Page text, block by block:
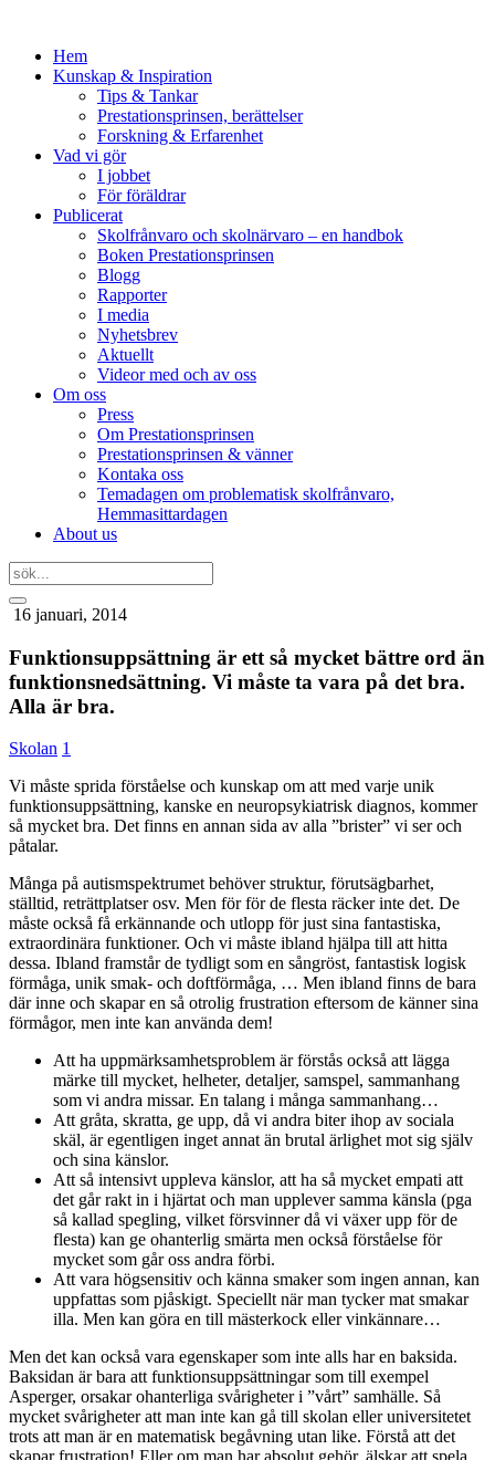
Hem
Kunskap & Inspiration
Tips & Tankar
Prestationsprinsen, berättelser
Forskning & Erfarenhet
Vad vi gör
I jobbet
För föräldrar
Publicerat
Skolfrånvaro och skolnärvaro – en handbok
Boken Prestationsprinsen
Blogg
Rapporter
I media
Nyhetsbrev
Aktuellt
Videor med och av oss
Om oss
Press
Om Prestationsprinsen
Prestationsprinsen & vänner
Kontaka oss
Temadagen om problematisk skolfrånvaro,
Hemmasittardagen
About us
16 januari, 2014
Funktionsuppsättning är ett så mycket bättre ord än
funktionsnedsättning. Vi måste ta vara på det bra.
Alla är bra.
Skolan 1
Vi måste sprida förståelse och kunskap om att med varje unik
funktionsuppsättning, kanske en neuropsykiatrisk diagnos, kommer
så mycket bra. Det finns en annan sida av alla ”brister” vi ser och
påtalar.
Många på autismspektrumet behöver struktur, förutsägbarhet,
ställtid, reträttplatser osv. Men för för de flesta räcker inte det. De
måste också få erkännande och utlopp för just sina fantastiska,
extraordinära funktioner. Och vi måste ibland hjälpa till att hitta
dessa. Ibland framstår de tydligt som en sångröst, fantastisk logisk
förmåga, unik smak- och doftförmåga, … Men ibland finns de bara
där inne och skapar en så otrolig frustration eftersom de känner sina
förmågor, men inte kan använda dem!
Att ha uppmärksamhetsproblem är förstås också att lägga
märke till mycket, helheter, detaljer, samspel, sammanhang
som vi andra missar. En talang i många sammanhang…
Att gråta, skratta, ge upp, då vi andra biter ihop av sociala
skäl, är egentligen inget annat än brutal ärlighet mot sig själv
och sina känslor.
Att så intensivt uppleva känslor, att ha så mycket empati att
det går rakt in i hjärtat och man upplever samma känsla (pga
så kallad spegling, vilket försvinner då vi växer upp för de
flesta) kan ge ohanterlig smärta men också förståelse för
mycket som går oss andra förbi.
Att vara högsensitiv och känna smaker som ingen annan, kan
uppfattas som pjåskigt. Speciellt när man tycker mat smakar
illa. Men kan göra en till mästerkock eller vinkännare…
Men det kan också vara egenskaper som inte alls har en baksida.
Baksidan är bara att funktionsuppsättningar som till exempel
Asperger, orsakar ohanterliga svårigheter i ”vårt” samhälle. Så
mycket svårigheter att man inte kan gå till skolan eller universitetet
trots att man är en matematisk begåvning utan like. Förstå att det